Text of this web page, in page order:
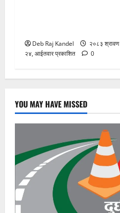
Deb Raj Kandel
२०८३ श्रावण
२४, आईतवार प्रकाशित
0
YOU MAY HAVE MISSED